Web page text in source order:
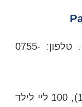
כתובת: Strada Paltinului 16. טלפון: 0755-
מחיר: 110 ליי למבוגר (מגיל 12), 100 ליי לילד